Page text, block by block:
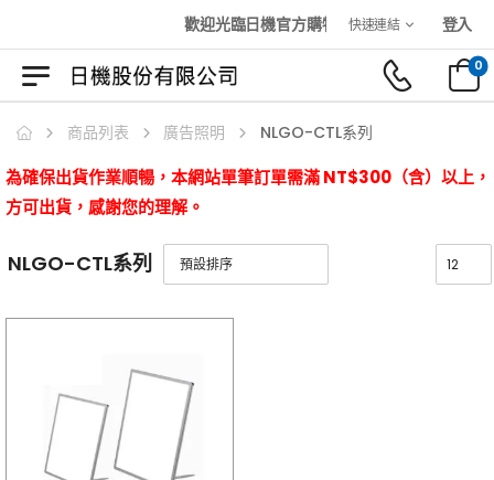
歡迎光臨日機官方購物商城！
快速連結 登入
0
商品列表 廣告照明 NLGO-CTL系列
為確保出貨作業順暢，本網站單筆訂單需滿 NT$300（含）以上，
方可出貨，感謝您的理解。
NLGO-CTL系列